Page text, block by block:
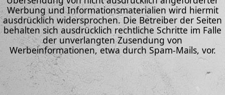
Werbung und Informationsmaterialien wird hiermit
ausdrücklich widersprochen. Die Betreiber der Seiten
behalten sich ausdrücklich rechtliche Schritte im Falle
der unverlangten Zusendung von
Werbeinformationen, etwa durch Spam-Mails, vor.